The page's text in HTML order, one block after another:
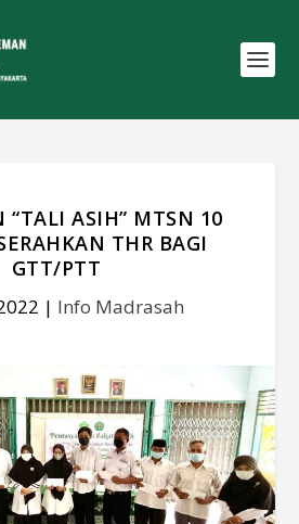
“TALI ASIH” MTSN 10
THR BAGI
GTT/PTT
| Info Madrasah